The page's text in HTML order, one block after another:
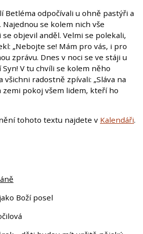
Betléma odpočívali u ohně pastýři a
Najednou se kolem nich vše
objevil anděl. Velmi se polekali,
„Nebojte se! Mám pro vás, i pro
zprávu. Dnes v noci se ve stáji u
V tu chvíli se kolem něho
všichni radostně zpívali: „Sláva na
zemi pokoj všem lidem, kteří ho
tohoto textu najdete v Kalendáři.
Boží posel